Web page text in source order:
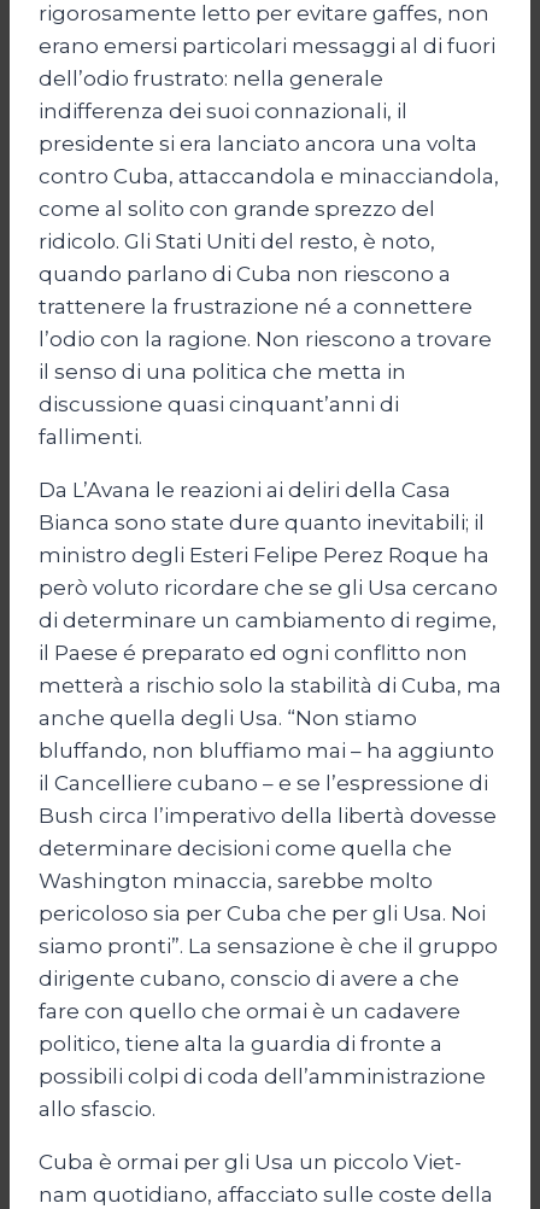
rigorosamente letto per evitare gaffes, non
erano emersi particolari messaggi al di fuori
dell’odio frustrato: nella generale
indifferenza dei suoi connazionali, il
presidente si era lanciato ancora una volta
contro Cuba, attaccandola e minacciandola,
come al solito con grande sprezzo del
ridicolo. Gli Stati Uniti del resto, è noto,
quando parlano di Cuba non riescono a
trattenere la frustrazione né a connettere
l’odio con la ragione. Non riescono a trovare
il senso di una politica che metta in
discussione quasi cinquant’anni di
fallimenti.
Da L’Avana le reazioni ai deliri della Casa
Bianca sono state dure quanto inevitabili; il
ministro degli Esteri Felipe Perez Roque ha
però voluto ricordare che se gli Usa cercano
di determinare un cambiamento di regime,
il Paese é preparato ed ogni conflitto non
metterà a rischio solo la stabilità di Cuba, ma
anche quella degli Usa. “Non stiamo
bluffando, non bluffiamo mai – ha aggiunto
il Cancelliere cubano – e se l’espressione di
Bush circa l’imperativo della libertà dovesse
determinare decisioni come quella che
Washington minaccia, sarebbe molto
pericoloso sia per Cuba che per gli Usa. Noi
siamo pronti”. La sensazione è che il gruppo
dirigente cubano, conscio di avere a che
fare con quello che ormai è un cadavere
politico, tiene alta la guardia di fronte a
possibili colpi di coda dell’amministrazione
allo sfascio.
Cuba è ormai per gli Usa un piccolo Viet-
nam quotidiano, affacciato sulle coste della